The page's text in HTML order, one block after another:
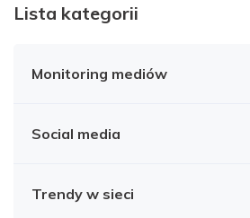
Lista kategorii
Monitoring mediów
Social media
Trendy w sieci